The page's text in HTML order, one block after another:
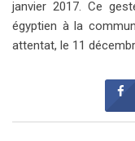
janvier 2017. Ce
égyptien à la
attentat, le 11